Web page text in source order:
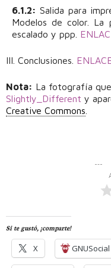
6.1.2: Salida para
Modelos de color. La
escalado y ppp.
III. Conclusiones.
Nota: La fotografía
Slightly_Different y
Creative Commons
Si te gustó, ¡comparte!
X GNUSocial